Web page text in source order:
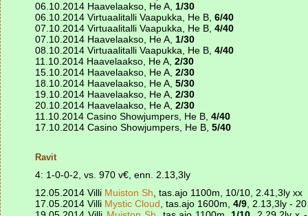
06.10.2014 Haavelaakso, He A, 1/30
06.10.2014 Virtuaalitalli Vaapukka, He B, 6/40
07.10.2014 Virtuaalitalli Vaapukka, He B, 4/40
07.10.2014 Haavelaakso, He A, 1/30
08.10.2014 Virtuaalitalli Vaapukka, He B, 4/40
11.10.2014 Haavelaakso, He A, 2/30
15.10.2014 Haavelaakso, He A, 2/30
18.10.2014 Haavelaakso, He A, 5/30
19.10.2014 Haavelaakso, He A, 2/30
20.10.2014 Haavelaakso, He A, 2/30
11.10.2014 Casino Showjumpers, He B, 4/40
17.10.2014 Casino Showjumpers, He B, 5/40
Ravit
4: 1-0-0-2, vs. 970 v€, enn. 2.13,3ly
12.05.2014 Villi Muiston Sh , tas.ajo 1100m, 10/10, 2.41,3ly xx
17.05.2014 Villi Mystic Cloud , tas.ajo 1600m, 4/9 , 2.13,3ly -